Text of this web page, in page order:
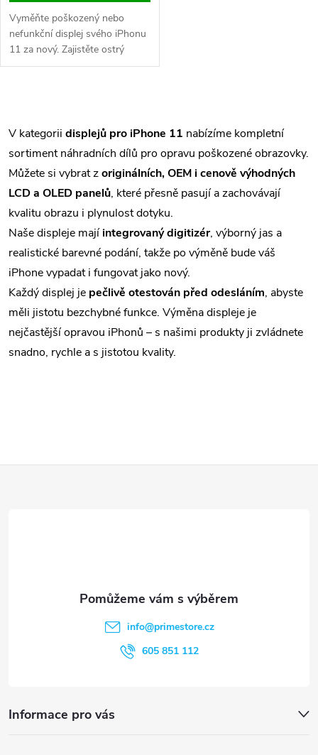
Vyměňte poškozený nebo
nefunkční displej svého iPhonu
11 za nový. Zajistěte ostrý
obraz, živé barvy a plynulou
v
l
á
d
a
c
í
p
r
V kategorii displejů pro iPhone 11 nabízíme kompletní
sortiment náhradních dílů pro opravu poškozené obrazovky.
Můžete si vybrat zoriginálních, OEM i cenově výhodných
LCD a OLED panelů, které přesně pasují a zachovávají
kvalitu obrazu i plynulost dotyku.
Naše displeje majíintegrovaný digitizér, výborný jas a
realistické barevné podání, takže po výměně bude váš
iPhone vypadat i fungovat jako nový.
Každý displej je pečlivě otestován před odesláním, abyste
měli jistotu bezchybné funkce. Výměna displeje je
nejčastější opravou iPhonů – s našimi produkty ji zvládnete
snadno, rychle a s jistotou kvality.
Informace pro vás
info@primestore.cz
605 851 112